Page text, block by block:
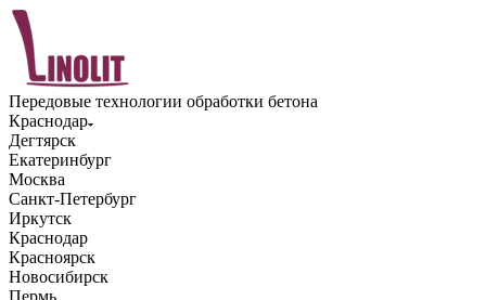
Передовые технологии обработки бетона
Краснодар
Дегтярск
Екатеринбург
Москва
Санкт-Петербург
Иркутск
Краснодар
Красноярск
Новосибирск
Пермь